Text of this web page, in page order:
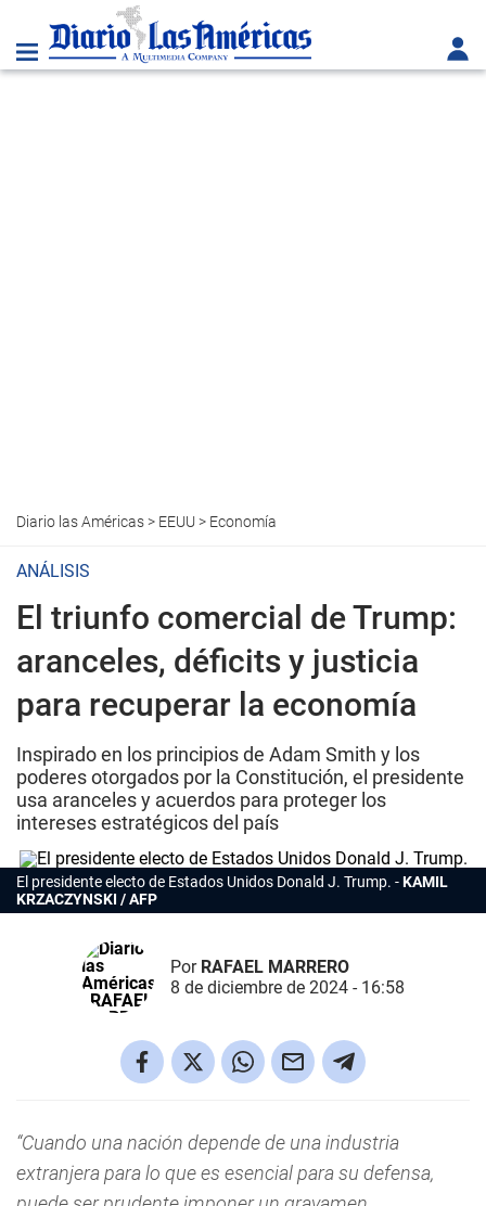
Diario las Américas> EEUU > Economía
ANÁLISIS
El triunfo comercial de Trump:
aranceles, déficits y justicia
para recuperar la economía
Inspirado en los principios de Adam Smith y los
poderes otorgados por la Constitución, el presidente
usa aranceles y acuerdos para proteger los
intereses estratégicos del país
El presidente electo de Estados Unidos Donald J. Trump.
KAMIL
KRZACZYNSKI / AFP
Por RAFAEL MARRERO
8 de diciembre de 2024 - 16:58
“Cuando una nación depende de una industria
extranjera para lo que es esencial para su defensa,